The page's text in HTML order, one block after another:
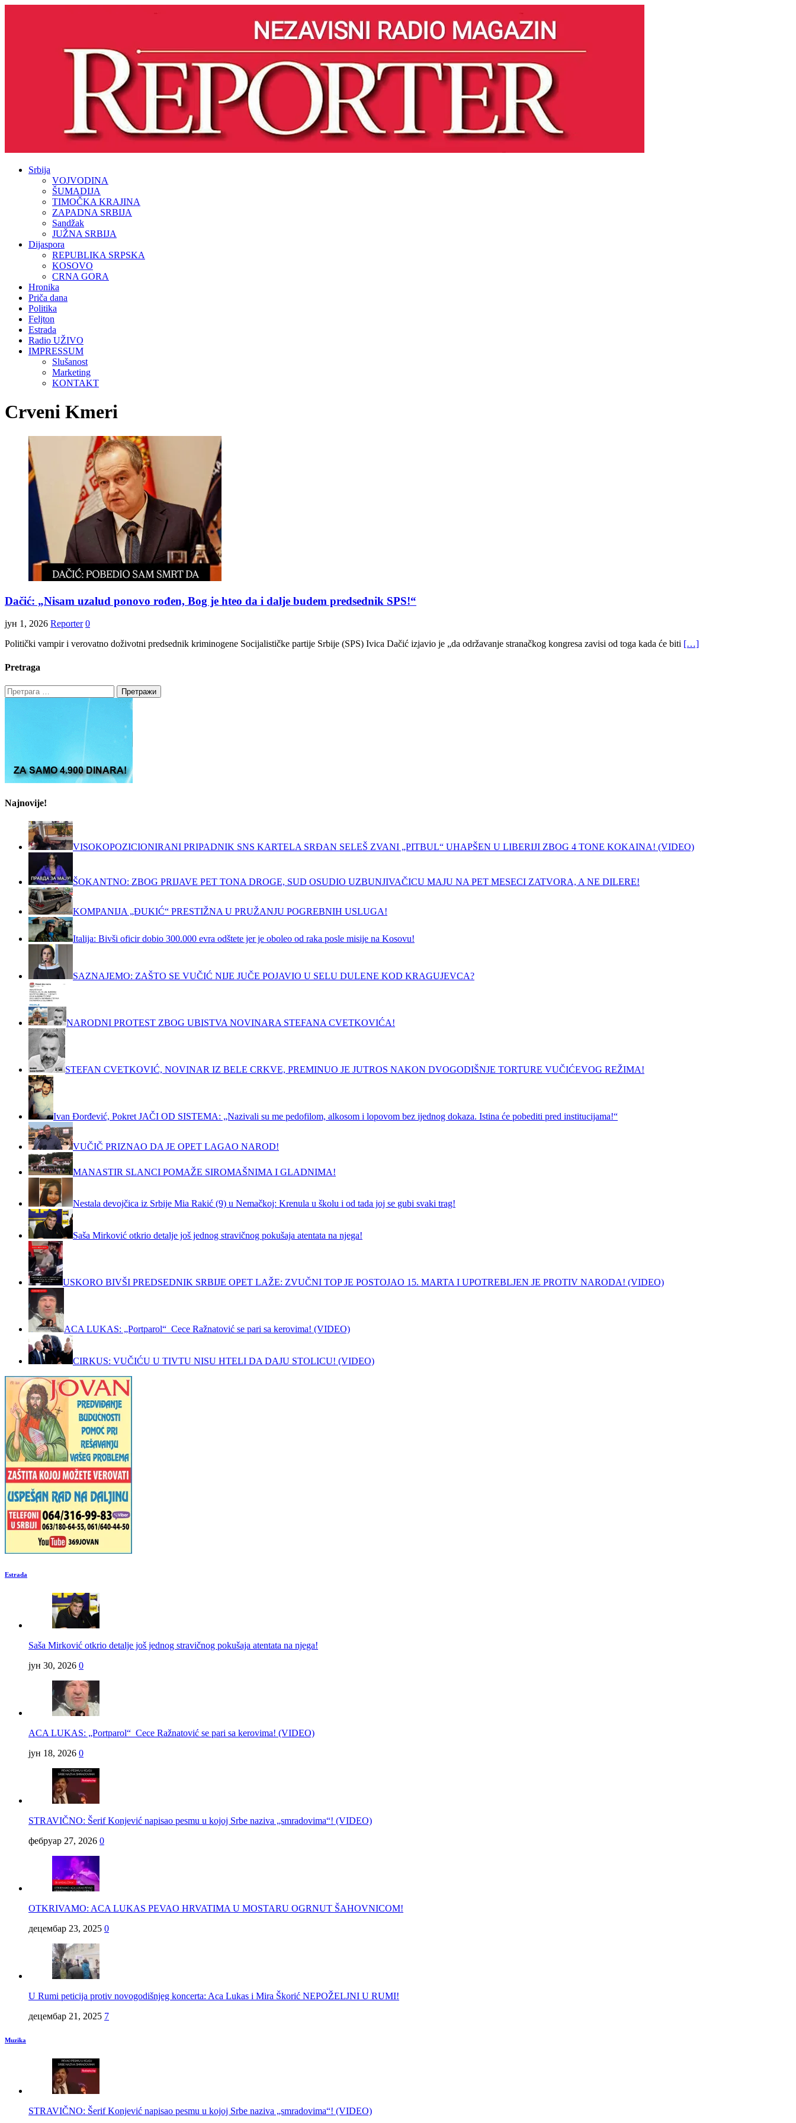
Srbija
VOJVODINA
ŠUMADIJA
TIMOČKA KRAJINA
ZAPADNA SRBIJA
Sandžak
JUŽNA SRBIJA
Dijaspora
REPUBLIKA SRPSKA
KOSOVO
CRNA GORA
Hronika
Priča dana
Politika
Feljton
Estrada
Radio UŽIVO
IMPRESSUM
Slušanost
Marketing
KONTAKT
Crveni Kmeri
Dačić: „Nisam uzalud ponovo rođen, Bog je hteo da i dalje budem predsednik SPS!“
јун 1, 2026 Reporter 0
Politički vampir i verovatno doživotni predsednik kriminogene Socijalističke partije Srbije (SPS) Ivica Dačić izjavio je „da održavanje stranačkog kongresa zavisi od toga kada će biti […]
Pretraga
Претрага
за:
Najnovije!
VISOKOPOZICIONIRANI PRIPADNIK SNS KARTELA SRĐAN SELEŠ ZVANI „PITBUL“ UHAPŠEN U LIBERIJI ZBOG 4 TONE KOKAINA! (VIDEO)
ŠOKANTNO: ZBOG PRIJAVE PET TONA DROGE, SUD OSUDIO UZBUNJIVAČICU MAJU NA PET MESECI ZATVORA, A NE DILERE!
KOMPANIJA „ĐUKIĆ“ PRESTIŽNA U PRUŽANJU POGREBNIH USLUGA!
Italija: Bivši oficir dobio 300.000 evra odštete jer je oboleo od raka posle misije na Kosovu!
SAZNAJEMO: ZAŠTO SE VUČIĆ NIJE JUČE POJAVIO U SELU DULENE KOD KRAGUJEVCA?
NARODNI PROTEST ZBOG UBISTVA NOVINARA STEFANA CVETKOVIĆA!
STEFAN CVETKOVIĆ, NOVINAR IZ BELE CRKVE, PREMINUO JE JUTROS NAKON DVOGODIŠNJE TORTURE VUČIĆEVOG REŽIMA!
Ivan Đorđević, Pokret JAČI OD SISTEMA: „Nazivali su me pedofilom, alkosom i lopovom bez ijednog dokaza. Istina će pobediti pred institucijama!“
VUČIČ PRIZNAO DA JE OPET LAGAO NAROD!
MANASTIR SLANCI POMAŽE SIROMAŠNIMA I GLADNIMA!
Nestala devojčica iz Srbije Mia Rakić (9) u Nemačkoj: Krenula u školu i od tada joj se gubi svaki trag!
Saša Mirković otkrio detalje još jednog stravičnog pokušaja atentata na njega!
USKORO BIVŠI PREDSEDNIK SRBIJE OPET LAŽE: ZVUČNI TOP JE POSTOJAO 15. MARTA I UPOTREBLJEN JE PROTIV NARODA! (VIDEO)
ACA LUKAS: „Portparol“ Cece Ražnatović se pari sa kerovima! (VIDEO)
CIRKUS: VUČIĆU U TIVTU NISU HTELI DA DAJU STOLICU! (VIDEO)
Estrada
Saša Mirković otkrio detalje još jednog stravičnog pokušaja atentata na njega!
јун 30, 2026 0
ACA LUKAS: „Portparol“ Cece Ražnatović se pari sa kerovima! (VIDEO)
јун 18, 2026 0
STRAVIČNO: Šerif Konjević napisao pesmu u kojoj Srbe naziva „smradovima“! (VIDEO)
фебруар 27, 2026 0
OTKRIVAMO: ACA LUKAS PEVAO HRVATIMA U MOSTARU OGRNUT ŠAHOVNICOM!
децембар 23, 2025 0
U Rumi peticija protiv novogodišnjeg koncerta: Aca Lukas i Mira Škorić NEPOŽELJNI U RUMI!
децембар 21, 2025 7
Muzika
STRAVIČNO: Šerif Konjević napisao pesmu u kojoj Srbe naziva „smradovima“! (VIDEO)